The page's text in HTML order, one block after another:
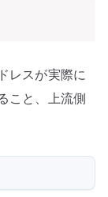
レスが実際に
こと、上流側